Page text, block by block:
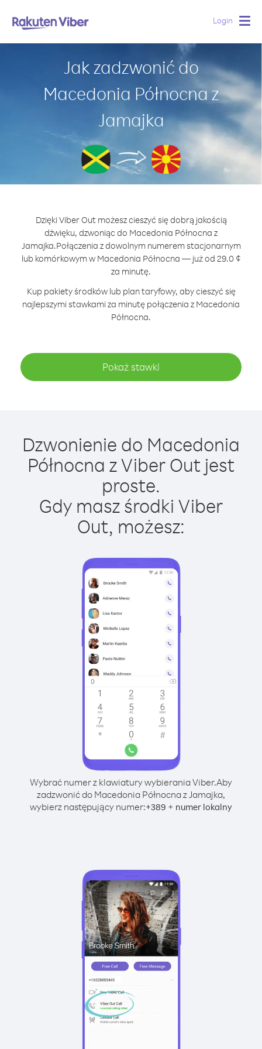
Login
Jak zadzwonić do
Macedonia Północna z
Jamajka
Dzięki Viber Out możesz cieszyć się dobrą jakością
dźwięku, dzwoniąc do Macedonia Północna z
Jamajka.Połączenia z dowolnym numerem stacjonarnym
lub komórkowym w Macedonia Północna — już od 29.0 ¢
za minutę.
Kup pakiety środków lub plan taryfowy, aby cieszyć się
najlepszymi stawkami za minutę połączenia z Macedonia
Północna.
Pokaż stawki
Dzwonienie do Macedonia
Północna z Viber Out jest
proste.
Gdy masz środki Viber
Out, możesz:
Wybrać numer z klawiatury wybierania Viber.Aby
zadzwonić do Macedonia Północna z Jamajka,
wybierz następujący numer:+389 + numer lokalny